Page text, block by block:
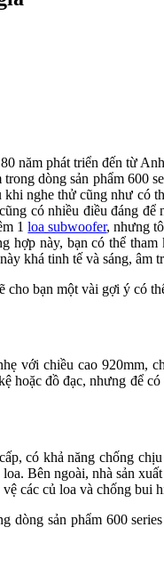
phát triển đến từ
trong dòng sản phẩm 600
nghe thử cũng như
có nhiều điều đáng
1loa subwoofer, nhưng
hợp này, bạn có thể tham
khá tinh tế và sáng,
bạn một vài gợi ý có
với chiều cao 920mm,
hoặc đồ đạc, nhưng để
có khả năng chống
Bên ngoài, nhà sản
các củ loa và chống
sản phẩm 600